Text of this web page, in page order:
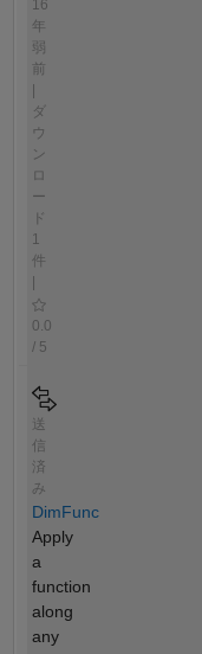
16
年
弱
前
|
ダ
ウ
ン
ロ
ー
ド
1
件
|
0.0
/ 5
送
信
済
み
DimFunc
Apply
a
function
along
any